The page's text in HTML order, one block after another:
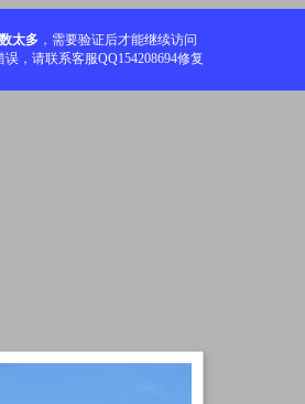
太多 ，需要验证后才能继续访问
，请联系客服QQ154208694修复